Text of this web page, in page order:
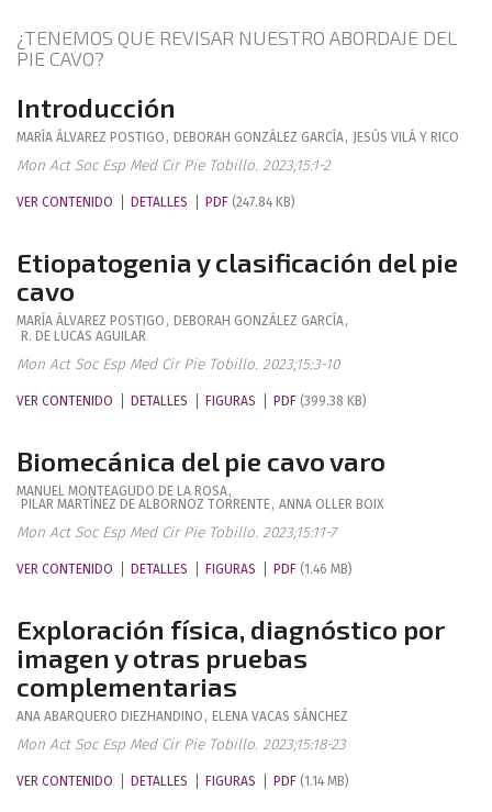
¿TENEMOS QUE REVISAR NUESTRO ABORDAJE DEL
PIE CAVO?
Introducción
MARÍA ÁLVAREZ POSTIGO , DEBORAH GONZÁLEZ GARCÍA, JESÚS VILÁ Y RICO
Mon Act Soc Esp Med Cir Pie Tobillo. 2023;15:1-2
VER CONTENIDO DETALLES PDF (247.84 KB)
Etiopatogenia y clasificación del pie
cavo
MARÍA ÁLVAREZ POSTIGO , DEBORAH GONZÁLEZ GARCÍA,
R. DE LUCAS AGUILAR
Mon Act Soc Esp Med Cir Pie Tobillo. 2023;15:3-10
VER CONTENIDO DETALLES FIGURAS PDF (399.38 KB)
Biomecánica del pie cavo varo
MANUEL MONTEAGUDO DE LA ROSA,
PILAR MARTÍNEZ DE ALBORNOZ TORRENTE, ANNA OLLER BOIX
Mon Act Soc Esp Med Cir Pie Tobillo. 2023;15:11-7
VER CONTENIDO DETALLES FIGURAS PDF (1.46 MB)
Exploración física, diagnóstico por
imagen y otras pruebas
complementarias
ANA ABARQUERO DIEZHANDINO , ELENA VACAS SÁNCHEZ
Mon Act Soc Esp Med Cir Pie Tobillo. 2023;15:18-23
VER CONTENIDO DETALLES FIGURAS PDF (1.14 MB)